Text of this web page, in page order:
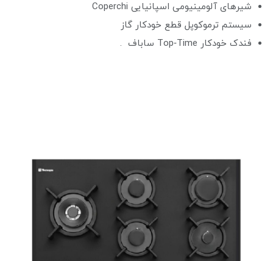
شیرهای آلومینیومی اسپانیایی Coperchi
سیستم ترموکوپل قطع خودکار گاز
فندک خودکار Top‑Time ساباف .